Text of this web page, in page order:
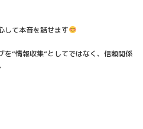
して本音を話せます
“情報収集”としてではなく、信頼関係